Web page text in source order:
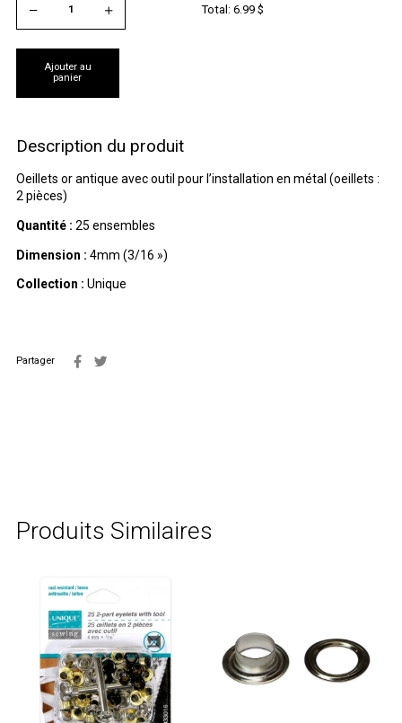
Total: 6.99 $
Ajouter au
panier
Description du produit
Oeillets or antique avec outil pour l’installation en métal (oeillets :
2 pièces)
Quantité : 25 ensembles
Dimension : 4mm (3/16 »)
Collection : Unique
Partager
Produits Similaires